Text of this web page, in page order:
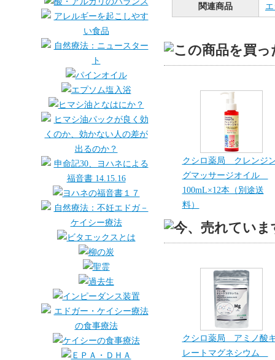
関連商品
クシロ薬局 クレンジ
グマッサージオイル
100mL×12本（別途送
料）
クシロ薬局 アミノ酸
レートマグネシウム